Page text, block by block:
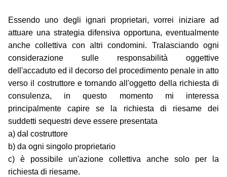
Essendo uno degli ignari proprietari, vorrei iniziare ad
attuare una strategia difensiva opportuna, eventualmente
anche collettiva con altri condomini. Tralasciando ogni
considerazione sulle responsabilità oggettive
dell'accaduto ed il decorso del procedimento penale in atto
verso il costruttore e tornando all'oggetto della richiesta di
consulenza, in questo momento mi interessa
principalmente capire se la richiesta di riesame dei
suddetti sequestri deve essere presentata
a) dal costruttore
b) da ogni singolo proprietario
c) è possibile un'azione collettiva anche solo per la
richiesta di riesame.